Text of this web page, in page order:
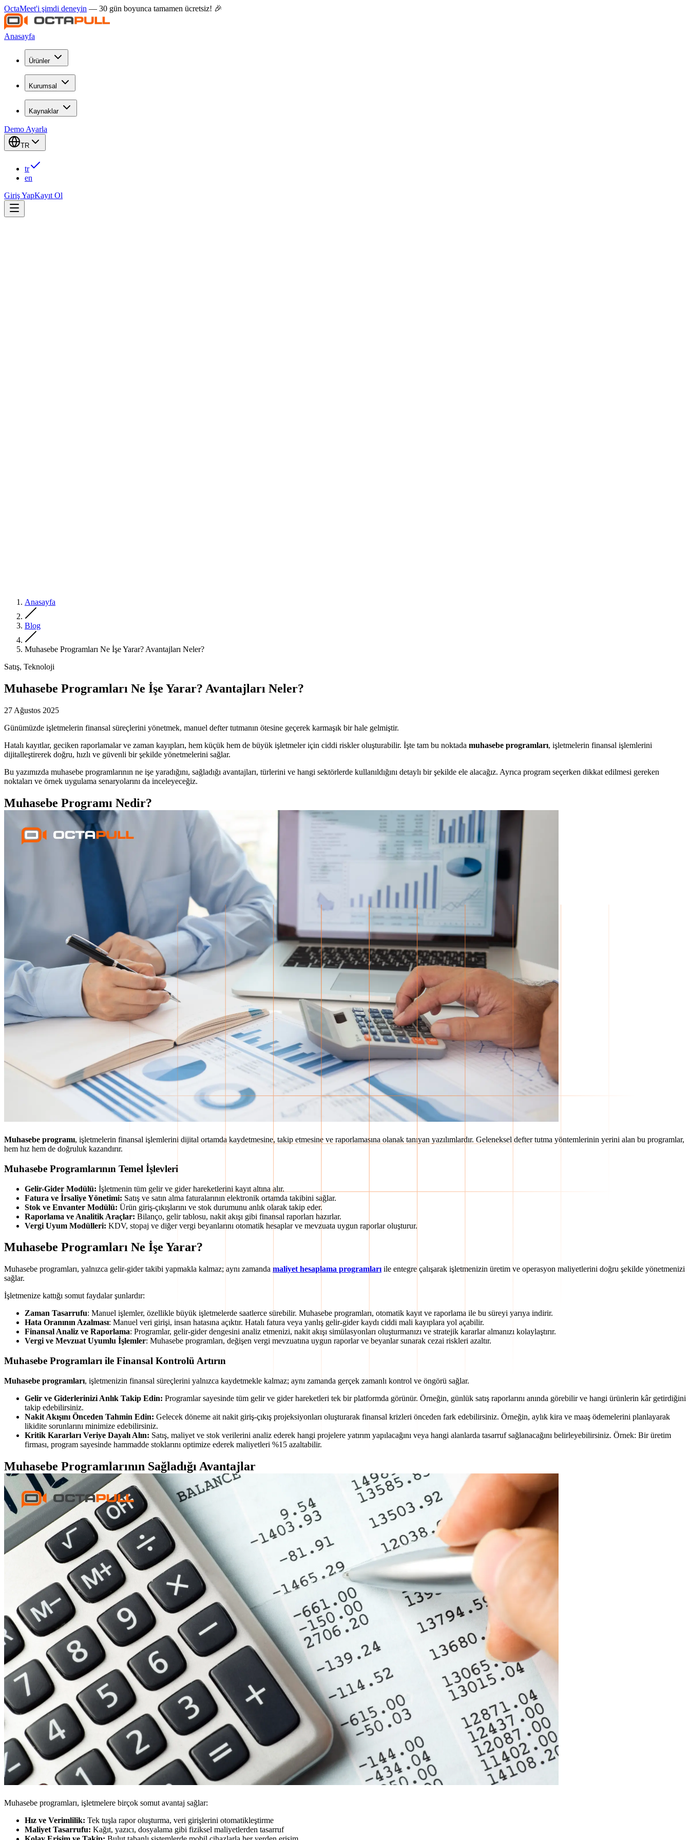
OctaMeet'i şimdi deneyin — 30 gün boyunca tamamen ücretsiz! 🎉
Anasayfa
Ürünler
Kurumsal
Kaynaklar
Demo Ayarla
TR
tr
en
Giriş YapKayıt Ol
Anasayfa
Blog
Muhasebe Programları Ne İşe Yarar? Avantajları Neler?
Satış, Teknoloji
Muhasebe Programları Ne İşe Yarar? Avantajları Neler?
27 Ağustos 2025
Günümüzde işletmelerin finansal süreçlerini yönetmek, manuel defter tutmanın ötesine geçerek karmaşık bir hale gelmiştir.
Hatalı kayıtlar, geciken raporlamalar ve zaman kayıpları, hem küçük hem de büyük işletmeler için ciddi riskler oluşturabilir. İşte tam bu noktada muhasebe programları, işletmelerin finansal işlemlerini
dijitalleştirerek doğru, hızlı ve güvenli bir şekilde yönetmelerini sağlar.
Bu yazımızda muhasebe programlarının ne işe yaradığını, sağladığı avantajları, türlerini ve hangi sektörlerde kullanıldığını detaylı bir şekilde ele alacağız. Ayrıca program seçerken dikkat edilmesi gereken
noktaları ve örnek uygulama senaryolarını da inceleyeceğiz.
Muhasebe Programı Nedir?
Muhasebe programı, işletmelerin finansal işlemlerini dijital ortamda kaydetmesine, takip etmesine ve raporlamasına olanak tanıyan yazılımlardır. Geleneksel defter tutma yöntemlerinin yerini alan bu programlar,
hem hız hem de doğruluk kazandırır.
Muhasebe Programlarının Temel İşlevleri
Gelir-Gider Modülü: İşletmenin tüm gelir ve gider hareketlerini kayıt altına alır.
Fatura ve İrsaliye Yönetimi: Satış ve satın alma faturalarının elektronik ortamda takibini sağlar.
Stok ve Envanter Modülü: Ürün giriş-çıkışlarını ve stok durumunu anlık olarak takip eder.
Raporlama ve Analitik Araçlar: Bilanço, gelir tablosu, nakit akışı gibi finansal raporları hazırlar.
Vergi Uyum Modülleri: KDV, stopaj ve diğer vergi beyanlarını otomatik hesaplar ve mevzuata uygun raporlar oluşturur.
Muhasebe Programları Ne İşe Yarar?
Muhasebe programları, yalnızca gelir-gider takibi yapmakla kalmaz; aynı zamanda maliyet hesaplama programları ile entegre çalışarak işletmenizin üretim ve operasyon maliyetlerini doğru şekilde yönetmenizi
sağlar.
İşletmenize kattığı somut faydalar şunlardır:
Zaman Tasarrufu: Manuel işlemler, özellikle büyük işletmelerde saatlerce sürebilir. Muhasebe programları, otomatik kayıt ve raporlama ile bu süreyi yarıya indirir.
Hata Oranının Azalması: Manuel veri girişi, insan hatasına açıktır. Hatalı fatura veya yanlış gelir-gider kaydı ciddi mali kayıplara yol açabilir.
Finansal Analiz ve Raporlama: Programlar, gelir-gider dengesini analiz etmenizi, nakit akışı simülasyonları oluşturmanızı ve stratejik kararlar almanızı kolaylaştırır.
Vergi ve Mevzuat Uyumlu İşlemler: Muhasebe programları, değişen vergi mevzuatına uygun raporlar ve beyanlar sunarak cezai riskleri azaltır.
Muhasebe Programları ile Finansal Kontrolü Artırın
Muhasebe programları, işletmenizin finansal süreçlerini yalnızca kaydetmekle kalmaz; aynı zamanda gerçek zamanlı kontrol ve öngörü sağlar.
Gelir ve Giderlerinizi Anlık Takip Edin: Programlar sayesinde tüm gelir ve gider hareketleri tek bir platformda görünür. Örneğin, günlük satış raporlarını anında görebilir ve hangi ürünlerin kâr getirdiğini
takip edebilirsiniz.
Nakit Akışını Önceden Tahmin Edin: Gelecek döneme ait nakit giriş-çıkış projeksiyonları oluşturarak finansal krizleri önceden fark edebilirsiniz. Örneğin, aylık kira ve maaş ödemelerini planlayarak
likidite sorunlarını minimize edebilirsiniz.
Kritik Kararları Veriye Dayalı Alın: Satış, maliyet ve stok verilerini analiz ederek hangi projelere yatırım yapılacağını veya hangi alanlarda tasarruf sağlanacağını belirleyebilirsiniz. Örnek: Bir üretim
firması, program sayesinde hammadde stoklarını optimize ederek maliyetleri %15 azaltabilir.
Muhasebe Programlarının Sağladığı Avantajlar
Muhasebe programları, işletmelere birçok somut avantaj sağlar:
Hız ve Verimlilik: Tek tuşla rapor oluşturma, veri girişlerini otomatikleştirme
Maliyet Tasarrufu: Kağıt, yazıcı, dosyalama gibi fiziksel maliyetlerden tasarruf